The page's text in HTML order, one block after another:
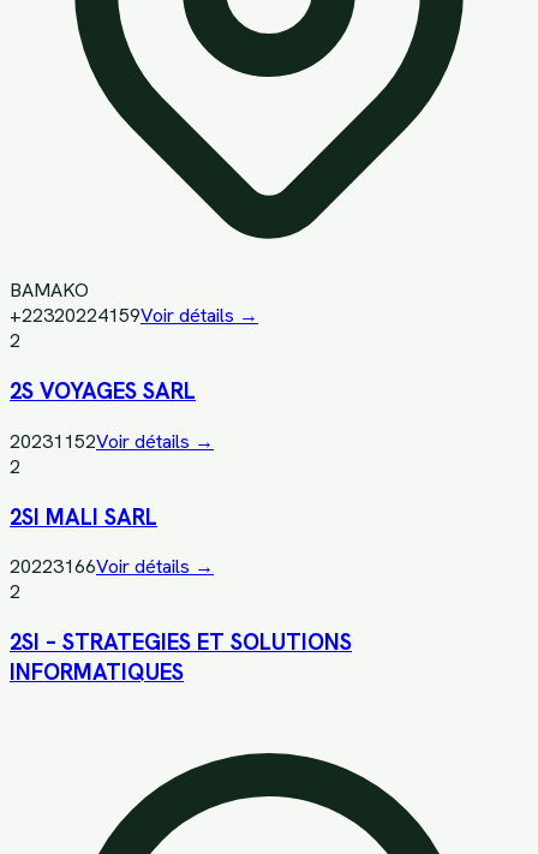
BAMAKO
+22320224159Voir détails →
2
2S VOYAGES SARL
20231152Voir détails →
2
2SI MALI SARL
20223166Voir détails →
2
2SI – STRATEGIES ET SOLUTIONS
INFORMATIQUES